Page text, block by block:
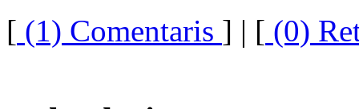
[ (1) Comentaris ] | [ (0)